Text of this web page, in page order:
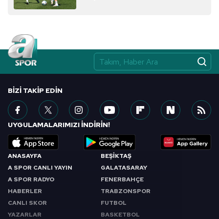
almak için lütfentıklayınız
ANASAYFA
A SPOR CANLI YAYIN
A SPOR RADYO
HABERLER
CANLI SKOR
YAZARLAR
BEŞİKTAŞ
GALATASARAY
FENERBAHÇE
TRABZONSPOR
FUTBOL
BASKETBOL
BIZI TAKIP EDIN
UYGULAMALARIMIZI İNDİRİN!